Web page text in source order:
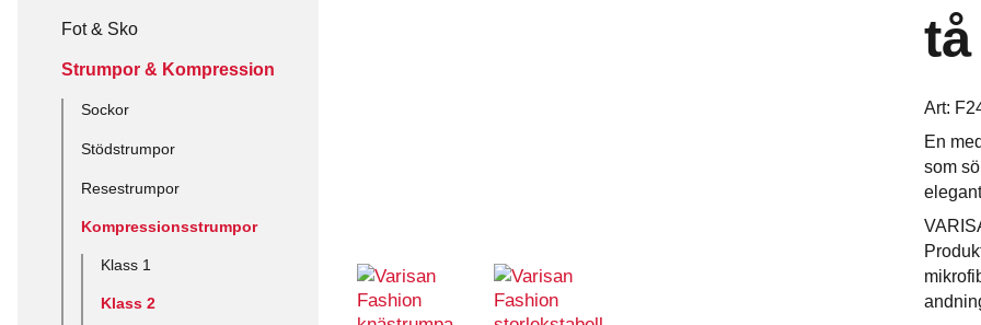
Fot & Sko
Strumpor & Kompression
Sockor
Stödstrumpor
Resestrumpor
Kompressionsstrumpor
Klass 1
Klass 2
tå
Art:
En
som